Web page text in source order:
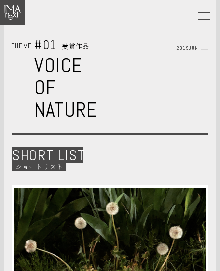
THEME #01 受賞作品 2019JUN
VOICE
OF
NATURE
SHORT LIST
ショートリスト